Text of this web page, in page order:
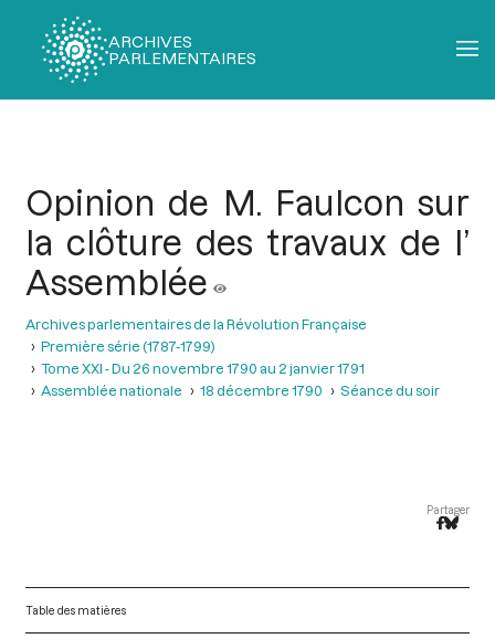
ARCHIVES
PARLEMENTAIRES
Opinion de M. Faulcon sur
la clôture des travaux de l’
Assemblée
Archives parlementaires de la Révolution Française
Première série (1787-1799)
Tome XXI - Du 26 novembre 1790 au 2 janvier 1791
Assemblée nationale
18 décembre 1790 Séance du soir
Partager
Table des matières